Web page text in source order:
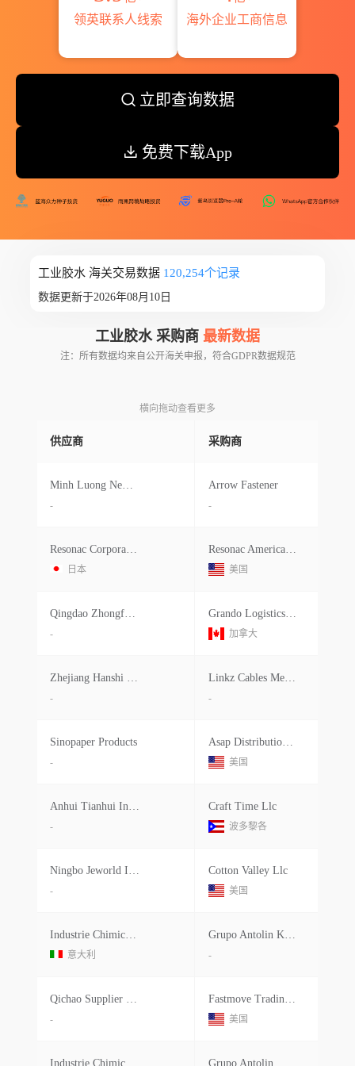
领英联系人线索
海外企业工商信息
立即查询数据
免费下载App
工业胶水 海关交易数据 120,254个记录
数据更新于2026年08月10日
工业胶水 采购商 最新数据
注：所有数据均来自公开海关申报，符合GDPR数据规范
横向拖动查看更多
供应商 采购商
Minh Luong Newmaterials Import Expo
-
Arrow Fastener
-
Resonac Corporation
日本
Resonac America, Inc.
美国
Qingdao Zhongfu International
-
Grando Logistics Canada Inc
加拿大
Zhejiang Hanshi Trading
-
Linkz Cables Mexico
-
Sinopaper Products
-
Asap Distribution Llc
美国
Anhui Tianhui Industrial And Trading
-
Craft Time Llc
波多黎各
Ningbo Jeworld Import And Export Co
-
Cotton Valley Llc
美国
Industrie Chimiche Forestali Spa
意大利
Grupo Antolin Kentucky, Inc.
-
Qichao Supplier Chain Management
-
Fastmove Trading Inc
美国
Industrie Chimiche Forestali S.p.a Grupo Antolin